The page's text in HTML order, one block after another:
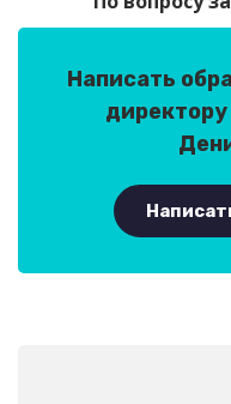
Написать